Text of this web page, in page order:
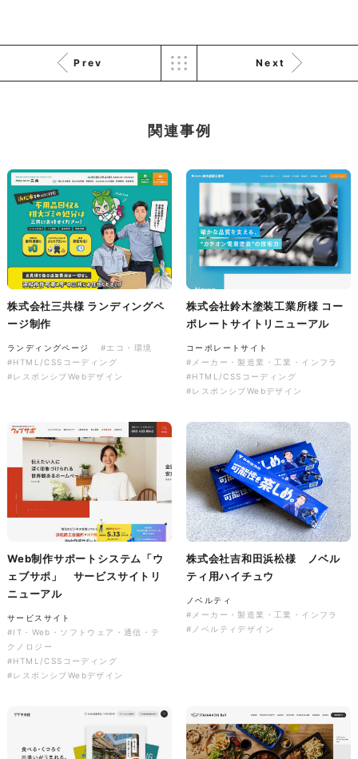
ソレイユ障害年金サポートセン
ター様 コーポレートサイト制
コーポレートサイト
#介護・福祉
#HTML/CSSコーディング
#レスポンシブWebデザイン
株式会社バスコフーズ様
FRUITFRUIT SNACK パッケ
ージデザイン
Prev Next
関連事例
株式会社三共様 ランディングペ
ージ制作
ランディングページ
#エコ・環境
#HTML/CSSコーディング
#レスポンシブWebデザイン
株式会社鈴木塗装工業所様 コー
ポレートサイトリニューアル
コーポレートサイト
#メーカー・製造業・工業・インフラ
#HTML/CSSコーディング
#レスポンシブWebデザイン
Web制作サポートシステム「ウ
ェブサポ」 サービスサイトリ
ニューアル
サービスサイト
#IT・Web・ソフトウェア・通信・テ
クノロジー
#HTML/CSSコーディング
#レスポンシブWebデザイン
株式会社吉和田浜松様 ノベル
ティ用ハイチュウ
ノベルティ
#メーカー・製造業・工業・インフラ
#ノベルティデザイン